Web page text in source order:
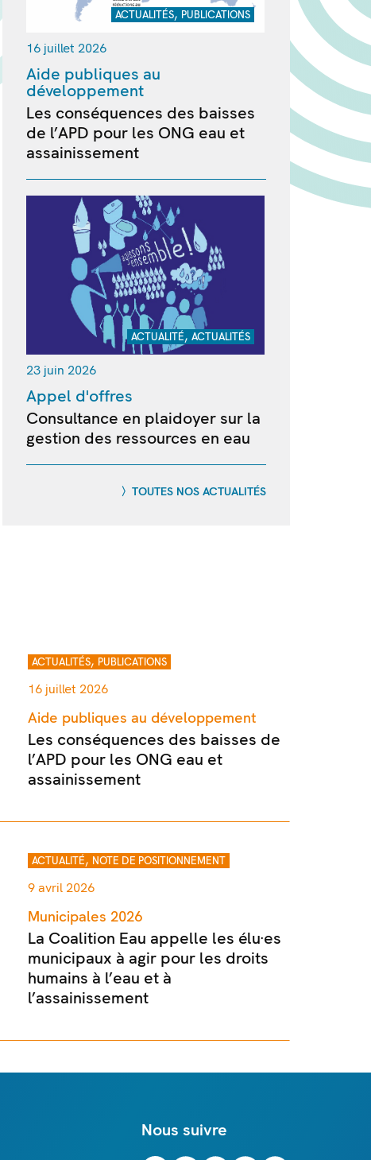
ACTUALITÉS, PUBLICATIONS
16 juillet 2026
Aide publiques au
développement
Les conséquences des baisses
de l’APD pour les ONG eau et
assainissement
ACTUALITÉ, ACTUALITÉS
23 juin 2026
Appel d'offres
Consultance en plaidoyer sur la
gestion des ressources en eau
TOUTES NOS ACTUALITÉS
ACTUALITÉS, PUBLICATIONS
16 juillet 2026
Aide publiques au développement
Les conséquences des baisses de
l’APD pour les ONG eau et
assainissement
ACTUALITÉ, NOTE DE POSITIONNEMENT
9 avril 2026
Municipales 2026
La Coalition Eau appelle les élu·es
municipaux à agir pour les droits
humains à l’eau et à
l’assainissement
Nous suivre